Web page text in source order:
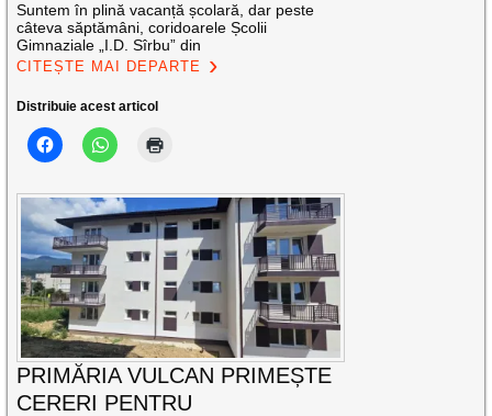
Suntem în plină vacanță școlară, dar peste
câteva săptămâni, coridoarele Școlii
Gimnaziale „I.D. Sîrbu” din
CITEȘTE MAI DEPARTE
Distribuie acest articol
PRIMĂRIA VULCAN PRIMEȘTE
CERERI PENTRU